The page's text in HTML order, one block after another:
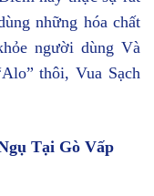
những hóa chất
người dùng Và
thôi, Vua Sạch
Tại Gò Vấp